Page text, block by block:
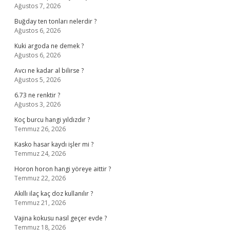
Ağustos 7, 2026
Buğday ten tonları nelerdir ?
Ağustos 6, 2026
Kuki argoda ne demek ?
Ağustos 6, 2026
Avcı ne kadar al bilirse ?
Ağustos 5, 2026
6.73 ne renktir ?
Ağustos 3, 2026
Koç burcu hangi yıldızdır ?
Temmuz 26, 2026
Kasko hasar kaydı işler mi ?
Temmuz 24, 2026
Horon horon hangi yöreye aittir ?
Temmuz 22, 2026
Akıllı ilaç kaç doz kullanılır ?
Temmuz 21, 2026
Vajina kokusu nasıl geçer evde ?
Temmuz 18, 2026